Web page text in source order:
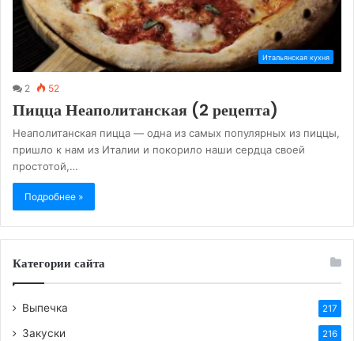
Итальянская кухня
2 52
Пицца Неаполитанская (2 рецепта)
Неаполитанская пицца — одна из самых популярных из пиццы,
пришло к нам из Италии и покорило наши сердца своей
простотой,…
Подробнее »
Категории сайта
Выпечка 217
Закуски 216